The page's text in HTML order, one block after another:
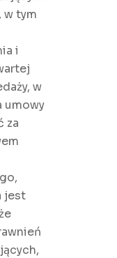
w tym
i
w
umowy
za
jest